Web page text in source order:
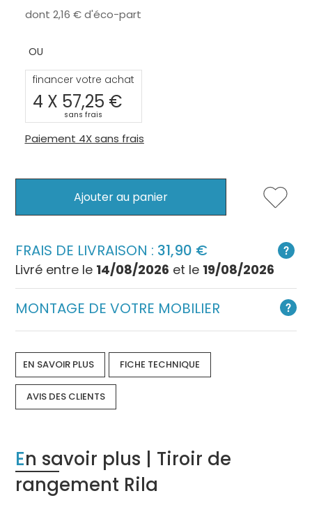
dont 2,16d'éco-part
financer votre achat
4 X 57,25
sans frais
Paiement 4X sans frais
Ajouter au panier
FRAIS DE LIVRAISON : 31,90
Livré entre le 14/08/2026 et le 19/08/2026
MONTAGE DE VOTRE MOBILIER
EN SAVOIR PLUS FICHE TECHNIQUE
AVIS DES CLIENTS
En savoir plus | Tiroir de
rangement Rila